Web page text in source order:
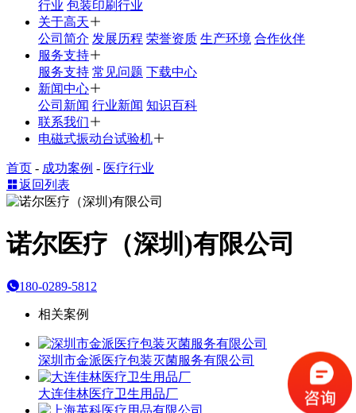
行业 包装印刷行业
关于高天
公司简介 发展历程 荣誉资质 生产环境 合作伙伴
服务支持
服务支持 常见问题 下载中心
新闻中心
公司新闻 行业新闻 知识百科
联系我们
电磁式振动台试验机
首页 - 成功案例 - 医疗行业
返回列表
诺尔医疗（深圳)有限公司
180-0289-5812
相关案例
深圳市金派医疗包装灭菌服务有限公司
大连佳林医疗卫生用品厂